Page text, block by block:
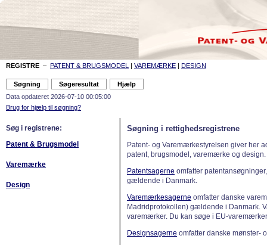
REGISTRE – PATENT & BRUGSMODEL | VAREMÆRKE | DESIGN
Data opdateret 2026-07-10 00:05:00
Brug for hjælp til søgning?
Søg i registrene:
Patent & Brugsmodel
Varemærke
Design
Søgning i rettighedsregistrene
Patent- og Varemærkestyrelsen giver her
patent, brugsmodel, varemærke og design.
Patentsagerne omfatter
gældende i Danmark.
Varemærkesagerne omfatter danske
Madridprotokollen) gældende i Danmark.
varemærker. Du kan søge i EU-
Designsagerne omfatter danske mønster-